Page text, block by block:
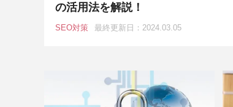
の活用法を解説！
SEO対策 最終更新日：2024.03.05